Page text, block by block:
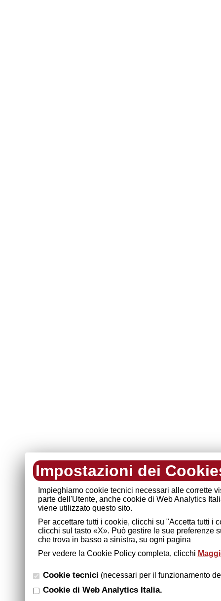
Impostazioni dei
Impieghiamo cookie tecnici necessari alle corrette
parte dell'Utente, anche cookie di Web Analytics
viene utilizzato questo sito.
Per accettare tutti i cookie, clicchi su "Accetta tutti
clicchi sul tasto «X». Può gestire le sue preferenze
che trova in basso a sinistra, su ogni pagina
Per vedere la Cookie Policy completa, clicchi
Cookie tecnici (necessari per il funzionamento
Cookie di Web Analytics Italia.